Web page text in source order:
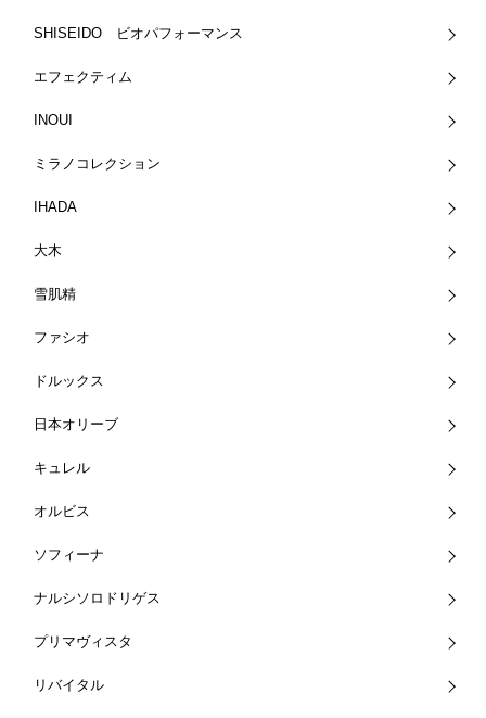
SHISEIDO ビオパフォーマンス
エフェクティム
INOUI
ミラノコレクション
IHADA
大木
雪肌精
ファシオ
ドルックス
日本オリーブ
キュレル
オルビス
ソフィーナ
ナルシソロドリゲス
プリマヴィスタ
リバイタル